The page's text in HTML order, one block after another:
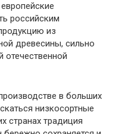
российским
из
древесины, сильно
в больших
низкосортные
странах традиция